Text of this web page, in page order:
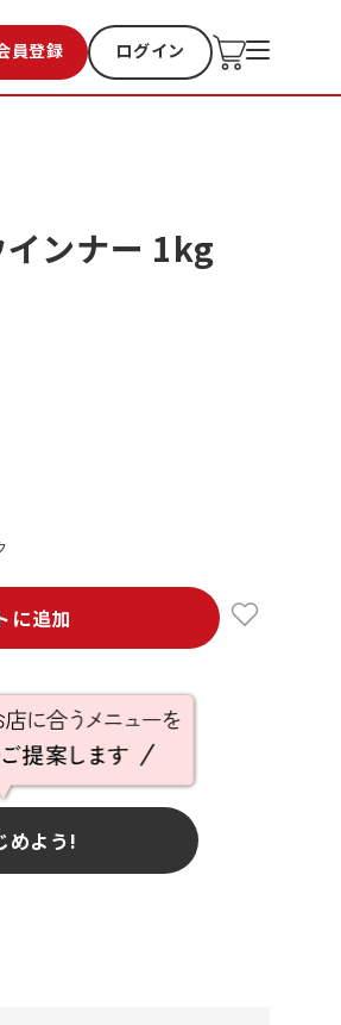
員登録 ログイン
お気に入り 過去購入
ンナー 1kg
に追加
めよう!